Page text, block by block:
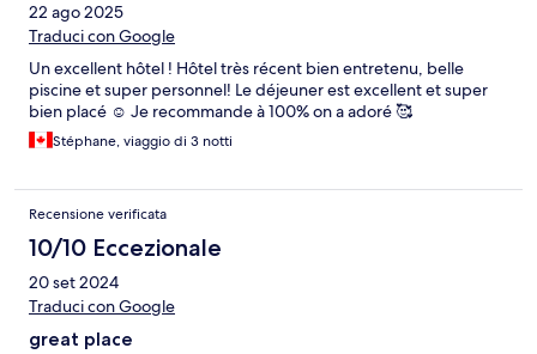
22 ago 2025
Traduci con Google
Un excellent hôtel ! Hôtel très récent bien entretenu, belle
piscine et super personnel! Le déjeuner est excellent et super
bien placé ☺️ Je recommande à 100% on a adoré 🥰
Stéphane, viaggio di 3 notti
Recensione verificata
10/10 Eccezionale
20 set 2024
Traduci con Google
great place